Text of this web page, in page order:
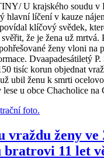
U krajského soudu v
hlavní líčení v kauze
klíčový svědek,
že je žena už
ženy vloni na
Dvaapadesátiletý
tisíc korun objednat
ubil ženu k smrti
lese u obce Chacholice na
vraždu ženy
bratrovi 11 let